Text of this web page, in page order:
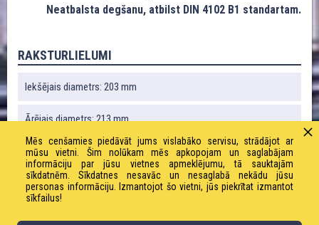
Neatbalsta degšanu, atbilst DIN 4102 B1 standartam.
RAKSTURLIELUMI
Iekšējais diametrs: 203 mm
Ārējais diametrs: 213 mm
Liekuma rādiuss: 105 mm
Vakuums: 0,06 bārs
Mēs cenšamies piedāvāt jums vislabāko servisu, strādājot ar
mūsu vietni. Šim nolūkam mēs apkopojam un saglabājam
informāciju par jūsu vietnes apmeklējumu, tā sauktajām
sīkdatnēm. Sīkdatnes nesavāc un nesaglabā nekādu jūsu
personas informāciju. Izmantojot šo vietni, jūs piekrītat izmantot
sīkfailus!